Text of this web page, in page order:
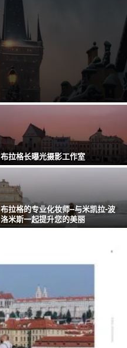
布拉格长曝光摄影工作室
布拉格的专业化妆师--与米凯拉-波
洛米斯一起提升您的美丽